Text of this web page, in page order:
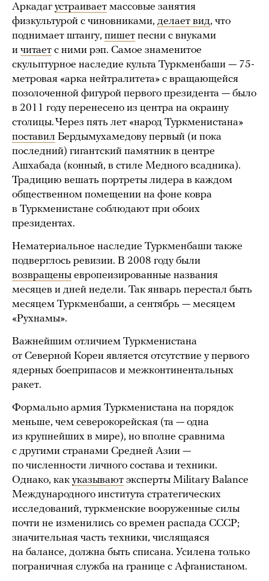
Аркадагустраивает массовые занятия
физкультурой с чиновниками, делает вид, что
поднимает штангу, пишет песни с внуками
и читает с ними рэп. Самое знаменитое
скульптурное наследие культа Туркменбаши — 75-
метровая «арка нейтралитета» с вращающейся
позолоченной фигурой первого президента — было
в 2011 году перенесено из центра на окраину
столицы. Через пять лет «народ Туркменистана»
поставил Бердымухамедову первый (и пока
последний) гигантский памятник в центре
Ашхабада (конный, в стиле Медного всадника).
Традицию вешать портреты лидера в каждом
общественном помещении на фоне ковра
в Туркменистане соблюдают при обоих
президентах.
Нематериальное наследие Туркменбаши также
подверглось ревизии. В 2008 году были
возвращены европеизированные названия
месяцев и дней недели. Так январь перестал быть
месяцем Туркменбаши, а сентябрь — месяцем
«Рухнамы».
Важнейшим отличием Туркменистана
от Северной Кореи является отсутствие у первого
ядерных боеприпасов и межконтинентальных
ракет.
Формально армия Туркменистана на порядок
меньше, чем северокорейская (та — одна
из крупнейших в мире), но вполне сравнима
с другими странами Средней Азии —
по численности личного состава и техники.
Однако, как указывают эксперты Military Balance
Международного института стратегических
исследований, туркменские вооруженные силы
почти не изменились со времен распада СССР;
значительная часть техники, числящаяся
на балансе, должна быть списана. Усилена только
пограничная служба на границе с Афганистаном.